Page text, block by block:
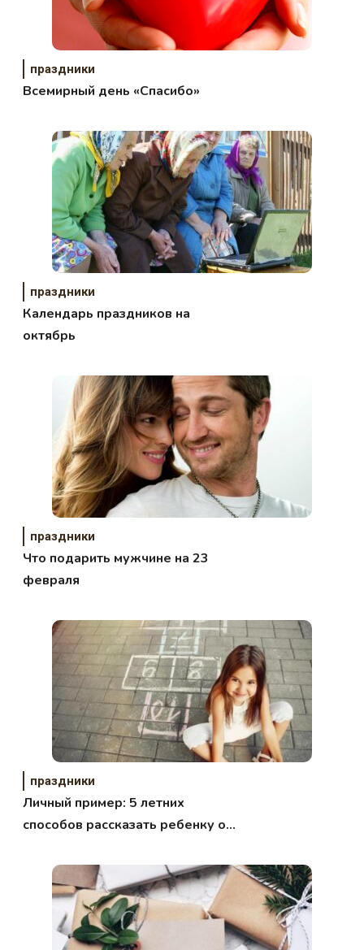
праздники
Всемирный день «Спасибо»
праздники
Календарь праздников на
октябрь
праздники
Что подарить мужчине на 23
февраля
праздники
Личный пример: 5 летних
способов рассказать ребенку о